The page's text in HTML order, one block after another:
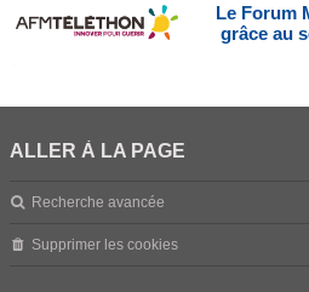
Le Forum
grâce au
ALLER À LA PAGE
Recherche avancée
Supprimer les cookies